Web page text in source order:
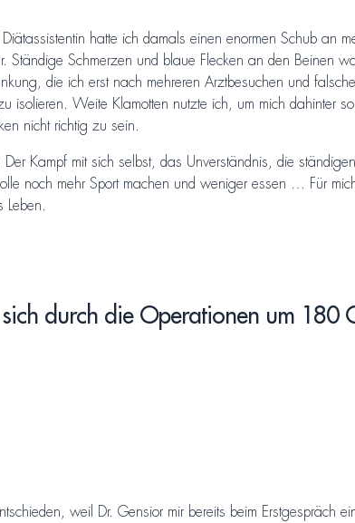
hatte ich damals einen enormen Schub an
Ständige Schmerzen und blaue Flecken an den Beinen
die ich erst nach mehreren Arztbesuchen und
isolieren. Weite Klamotten nutzte ich, um mich dahinter
nicht richtig zu sein.
Kampf mit sich selbst, das Unverständnis, die
noch mehr Sport machen und weniger essen … Für
Leben.
durch die Operationen um 180
weil Dr. Gensior mir bereits beim Erstgespräch